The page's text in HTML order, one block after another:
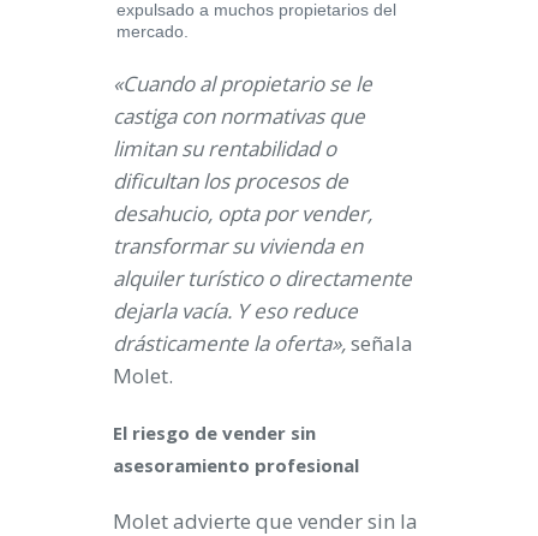
expulsado a muchos propietarios del
mercado.
«Cuando al propietario se le
castiga con normativas que
limitan su rentabilidad o
dificultan los procesos de
desahucio, opta por vender,
transformar su vivienda en
alquiler turístico o directamente
dejarla vacía. Y eso reduce
drásticamente la oferta»,señala
Molet.
El riesgo de vender sin
asesoramiento profesional
Molet advierte que vender sin la